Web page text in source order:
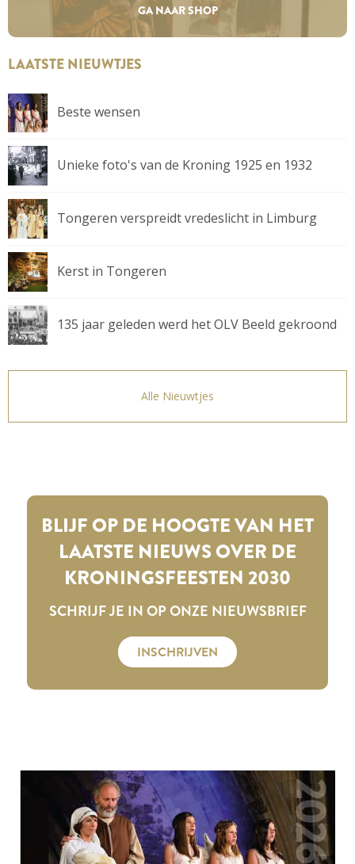
GA NAAR SHOP
LAATSTE NIEUWTJES
Beste wensen
Unieke foto's van de Kroning 1925 en 1932
Tongeren verspreidt vredeslicht in Limburg
Kerst in Tongeren
135 jaar geleden werd het OLV Beeld gekroond
Alle Nieuwtjes
BLIJF OP DE HOOGTE VAN HET
LAATSTE NIEUWS OVER DE
KRONINGSFEESTEN 2030
SCHRIJF JE IN OP ONZE NIEUWSBRIEF
INSCHRIJVEN